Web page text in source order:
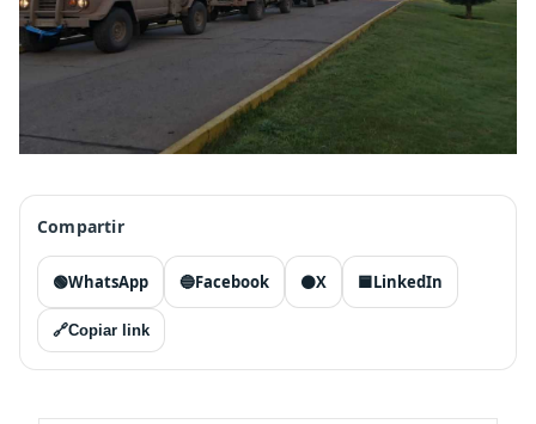
Compartir
🟢WhatsApp 🔵Facebook ⚫X 🟦LinkedIn
🔗Copiar link